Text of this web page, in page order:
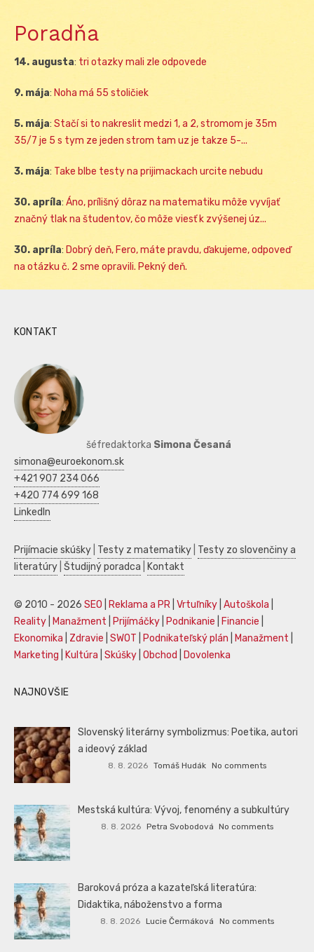
Poradňa
14. augusta: tri otazky mali zle odpovede
9. mája: Noha má 55 stoličiek
5. mája: Stačí si to nakreslit medzi 1, a 2, stromom je 35m
35/7 je 5 s tym ze jeden strom tam uz je takze 5-...
3. mája: Take blbe testy na prijimackach urcite nebudu
30. apríla: Áno, prílišný dôraz na matematiku môže vyvíjať
značný tlak na študentov, čo môže viesť k zvýšenej úz...
30. apríla: Dobrý deň, Fero, máte pravdu, ďakujeme, odpoveď
na otázku č. 2 sme opravili. Pekný deň.
KONTAKT
šéfredaktorka Simona Česaná
simona@euroekonom.sk
+421 907 234 066
+420 774 699 168
LinkedIn
Prijímacie skúšky Testy z matematiky Testy zo slovenčiny a
literatúry Študijný poradca Kontakt
© 2010 - 2026 SEO Reklama a PR Vrtuľníky Autoškola
Reality
Manažment Prijímáčky Podnikanie Financie
Ekonomika
Zdravie SWOT Podnikateľský plán Manažment
Marketing
Kultúra Skúšky Obchod Dovolenka
NAJNOVŠIE
Slovenský literárny symbolizmus: Poetika, autori
a ideový základ
8. 8. 2026 Tomáš Hudák No comments
Mestská kultúra: Vývoj, fenomény a subkultúry
8. 8. 2026 Petra Svobodová No comments
Baroková próza a kazateľská literatúra:
Didaktika, náboženstvo a forma
8. 8. 2026 Lucie Čermáková No comments